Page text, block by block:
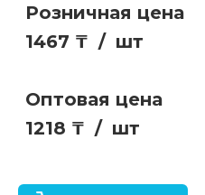
Розничная цена
1467 ₸ / шт
Оптовая цена
1218 ₸ / шт